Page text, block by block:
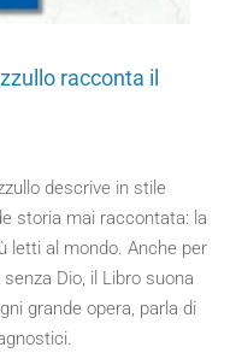
racconta il
descrive in stile
storia mai raccontata: la
letti al mondo. Anche per
Dio, il Libro suona
grande opera, parla di